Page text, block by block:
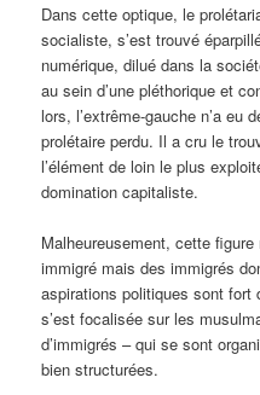
Dans cette optique, le
socialiste, s’est trouvé
numérique, dilué dans la
au sein d’une pléthorique et
lors, l’extrême-gauche n’a eu
prolétaire perdu. Il a cru le
l’élément de loin le plus
domination capitaliste.
Malheureusement, cette figure
immigré mais des immigrés
aspirations politiques sont fort
s’est focalisée sur les
d’immigrés – qui se sont
bien structurées.